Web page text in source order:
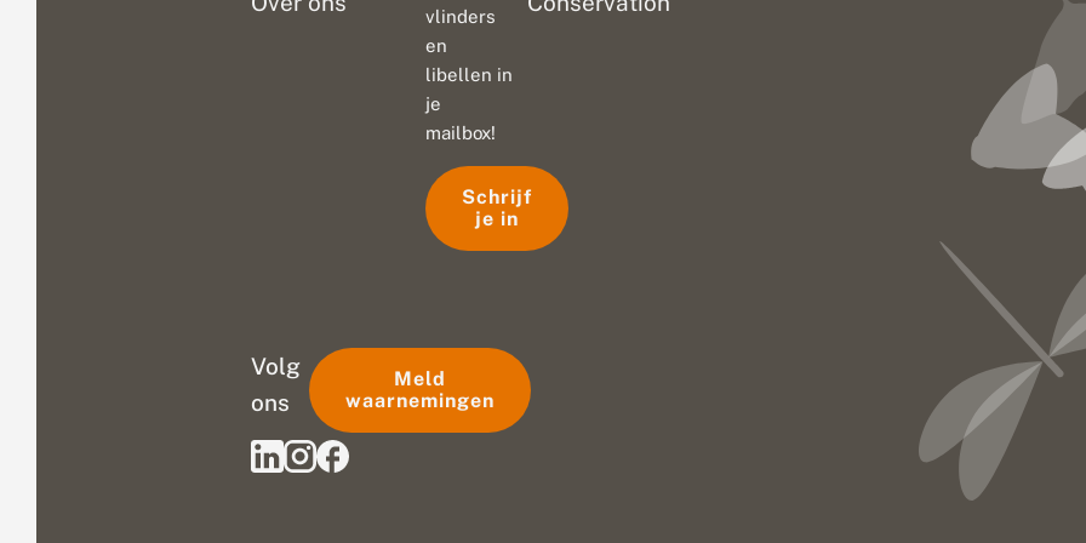
vlinders
en
libellen in
je
mailbox!
Schrijf
je in
Volg
ons
Meld
waarnemingen